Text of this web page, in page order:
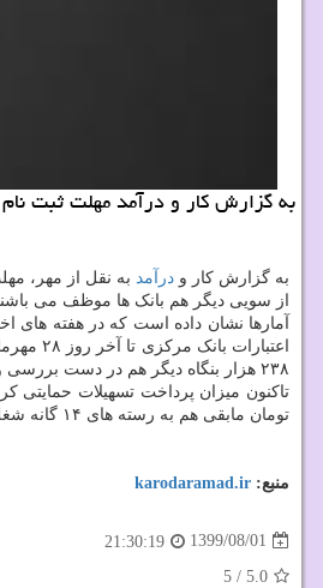
به گزارش كار و درآمد مهلت ثبت
به گزارش کار و درآمد به نقل از مهر،
از سویی دیگر هم بانک ها موظف می باشند
۲۳۸ هزار بنگاه دیگر هم در دست بررسی و پرداخت قرار دارد.
تومان مابقی هم به رسته های ۱۴ گانه شغلی که صدمه بیشتری از کرونا دیدند، اختصاص یافته است.
منبع: karodaramad.ir
1399/08/01
21:30:19
5.0
/
5